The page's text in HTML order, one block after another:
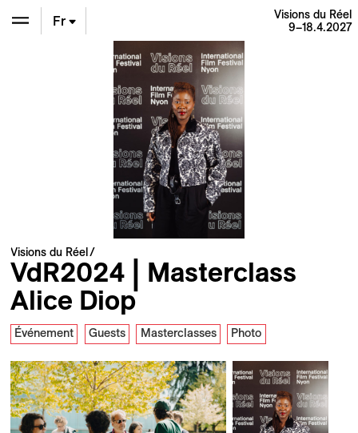
Fr
Visions du Réel
9–18.4.2027
Visions du Réel
VdR2024 | Masterclass
Alice Diop
Événement Guests Masterclasses Photo